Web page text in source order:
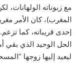
مع زبوناته الولهانات،
المغرب)، كان الأمر
إحدى قريباته، كما تزعم.
الحل الوحيد الذي بقي
ليعيد إليها زوجها